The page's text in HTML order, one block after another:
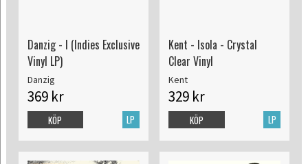
Danzig - I (Indies Exclusive
Vinyl LP)
Danzig
369 kr
LP
KÖP
Kent - Isola - Crystal
Clear Vinyl
Kent
329 kr
LP
KÖP